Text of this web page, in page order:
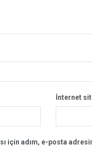
İnternet
için adım, e-posta